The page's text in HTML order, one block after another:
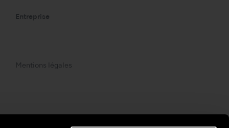
Entreprise
Mentions légales